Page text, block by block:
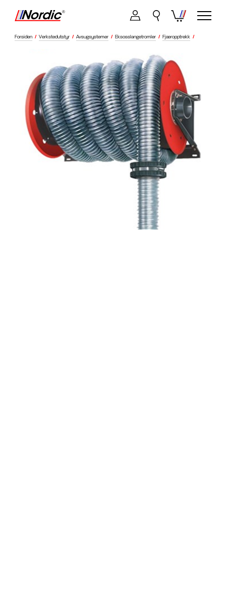
Forsiden / Verkstedutstyr / Avsugsystemer / Eksosslangetromler / Fjæropptrekk /